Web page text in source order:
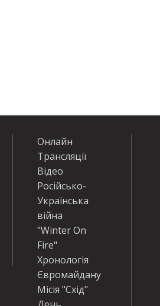
Онлайн
Трансляції
Відео
Російсько-
Українська
війна
"Winter On
Fire"
Хронологія
Євромайдану
Місія "Схід"